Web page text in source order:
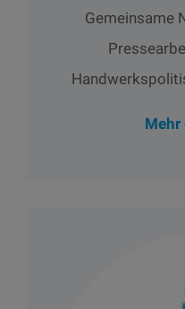
Gemeinsame
Mehr